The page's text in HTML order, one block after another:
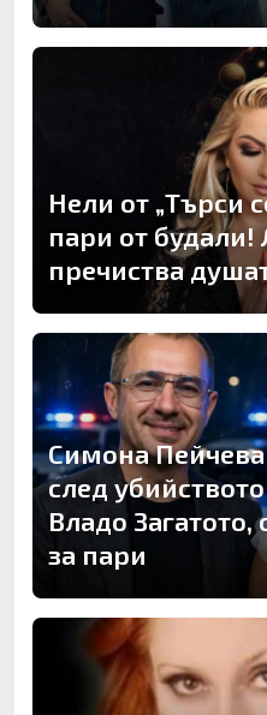
Нели от „Търси
пари от
пречиства
Симона
след
Владо Загатото,
за пари